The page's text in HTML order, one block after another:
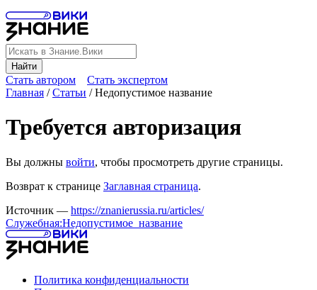
Найти
Стать автором Стать экспертом
Главная /Статьи /Недопустимое название
Требуется авторизация
Вы должны войти, чтобы просмотреть другие страницы.
Возврат к странице Заглавная страница.
Источник — https://znanierussia.ru/articles/
Служебная:Недопустимое_название
Политика конфиденциальности